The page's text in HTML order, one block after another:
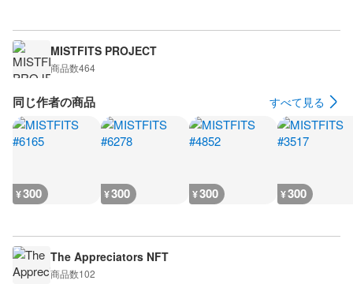
MISTFITS PROJECT
商品数464
同じ作者の商品 すべて見る
¥300 ¥300 ¥300 ¥300
The Appreciators NFT
商品数102